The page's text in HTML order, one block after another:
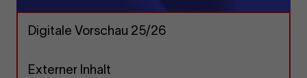
Digitale Vorschau 25/26
Externer Inhalt